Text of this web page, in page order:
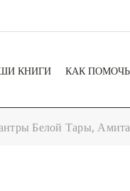
КНИГИ КАК ПОМОЧЬ
Белой Тары,